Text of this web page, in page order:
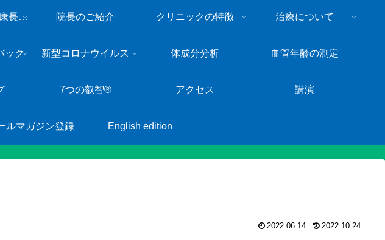
女性医師による健康長寿・総合内科外来 院長のご紹介 クリニックの特徴 治療について
ック 新型コロナウイルス 体成分分析 血管年齢の測定
7つの叡智® アクセス 講演
ルマガジン登録 English edition
2022.06.14 2022.10.24